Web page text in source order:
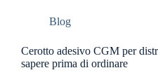
Blog
Cerotto adesivo CGM per
sapere prima di ordinare